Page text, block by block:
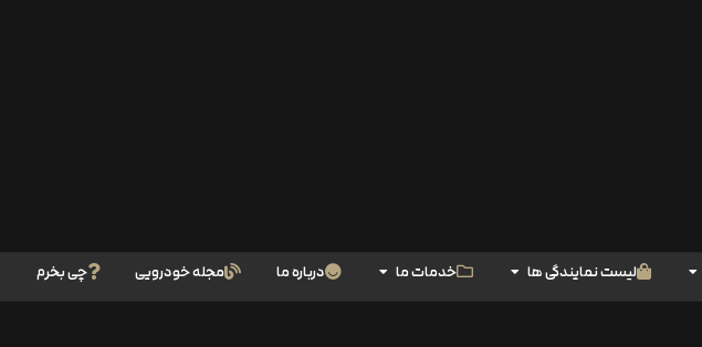
لیست نمایندگی ها خدمات ما درباره ما مجله خودرویی چی بخرم